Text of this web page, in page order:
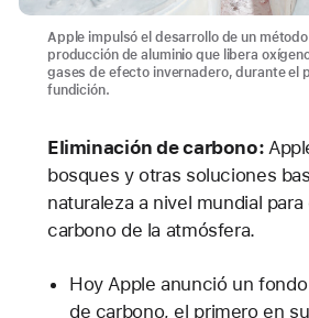
Apple impulsó el desarrollo de un
producción de aluminio que libera
gases de efecto invernadero, durante el
fundición.
Eliminación de carbono:
bosques y otras soluciones
naturaleza a nivel mundial para
carbono de la atmósfera.
Hoy Apple anunció un
de carbono, el primero en